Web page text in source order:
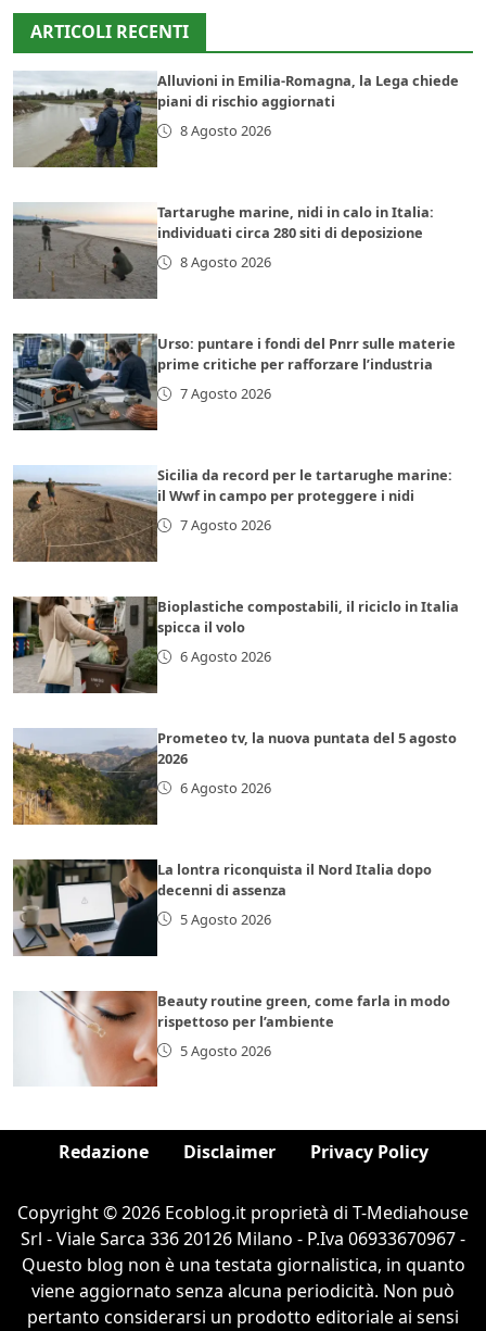
ARTICOLI RECENTI
Alluvioni in Emilia-Romagna, la Lega chiede
piani di rischio aggiornati
8 Agosto 2026
Tartarughe marine, nidi in calo in Italia:
individuati circa 280 siti di deposizione
8 Agosto 2026
Urso: puntare i fondi del Pnrr sulle materie
prime critiche per rafforzare l’industria
7 Agosto 2026
Sicilia da record per le tartarughe marine:
il Wwf in campo per proteggere i nidi
7 Agosto 2026
Bioplastiche compostabili, il riciclo in Italia
spicca il volo
6 Agosto 2026
Prometeo tv, la nuova puntata del 5 agosto
2026
6 Agosto 2026
La lontra riconquista il Nord Italia dopo
decenni di assenza
5 Agosto 2026
Beauty routine green, come farla in modo
rispettoso per l’ambiente
5 Agosto 2026
Redazione Disclaimer Privacy Policy
Copyright © 2026 Ecoblog.it proprietà di T-Mediahouse
Srl - Viale Sarca 336 20126 Milano - P.Iva 06933670967 -
Questo blog non è una testata giornalistica, in quanto
viene aggiornato senza alcuna periodicità. Non può
pertanto considerarsi un prodotto editoriale ai sensi